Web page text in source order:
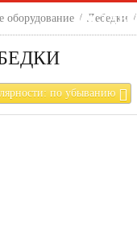
оборудование / Лебедки /
по убыванию